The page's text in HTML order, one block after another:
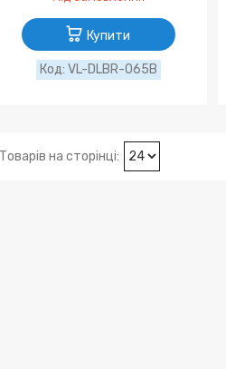
Купити
VL-DLBR-065B